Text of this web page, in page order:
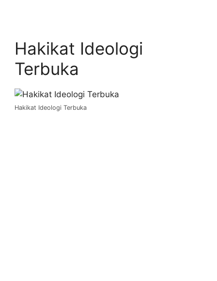
Hakikat Ideologi
Terbuka
Hakikat Ideologi Terbuka